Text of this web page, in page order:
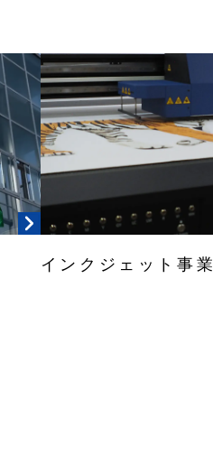
インクジェット事業